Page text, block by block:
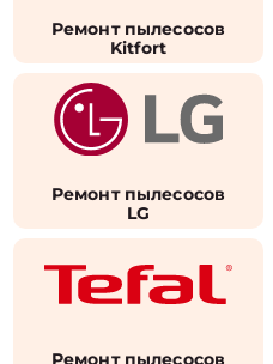
Ремонт пылесосов
Kitfort
Ремонт пылесосов
LG
Ремонт пылесосов